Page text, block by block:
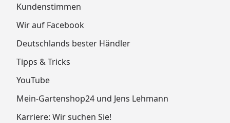
Kundenstimmen
Wir auf Facebook
Deutschlands bester Händler
Tipps & Tricks
YouTube
Mein-Gartenshop24 und Jens Lehmann
Karriere: Wir suchen Sie!